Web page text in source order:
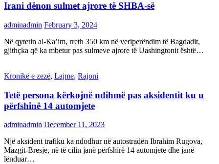
Irani dënon sulmet ajrore të SHBA-së
adminadmin February 3, 2024
Në qytetin al-Ka’im, rreth 350 km në veriperëndim të Bagdadit,
gjithçka që ka mbetur pas sulmeve ajrore të Uashingtonit është…
Kronikë e zezë, Lajme, Rajoni
Tetë persona kërkojnë ndihmë pas aksidentit ku u
përfshinë 14 automjete
adminadmin December 11, 2023
Një aksident trafiku ka ndodhur në autostradën Ibrahim Rugova,
Mazgit-Bresje, në të cilin janë përfshirë 14 automjete dhe janë
lënduar…